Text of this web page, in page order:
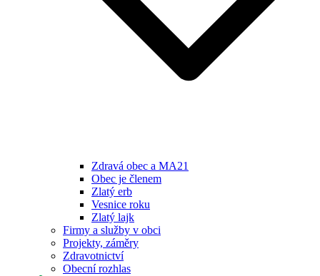
Zdravá obec a MA21
Obec je členem
Zlatý erb
Vesnice roku
Zlatý lajk
Firmy a služby v obci
Projekty, záměry
Zdravotnictví
Obecní rozhlas